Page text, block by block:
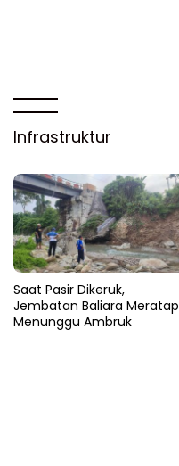
Infrastruktur
Saat Pasir Dikeruk,
Jembatan Baliara Meratap
Menunggu Ambruk